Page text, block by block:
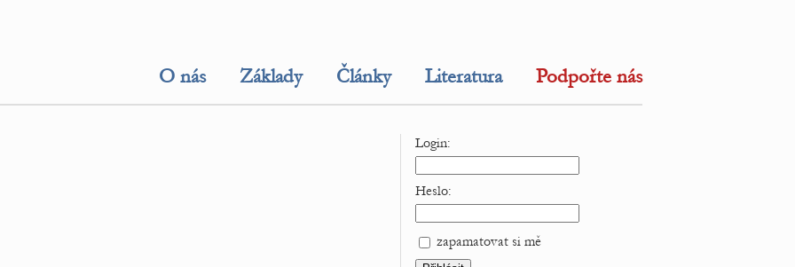
O nás Základy Články Literatura Podpořte nás
Login:
Heslo:
zapamatovat si mě